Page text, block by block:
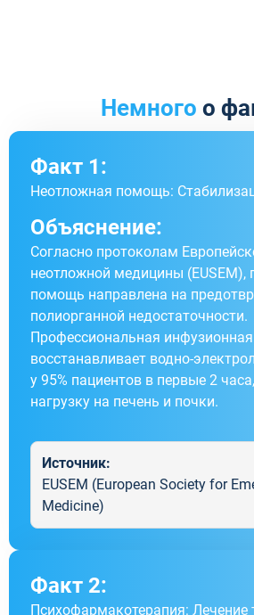
Немного о
Факт 1:
Неотложная помощь:
Объяснение:
Согласно протоколам
неотложной медицины (EUSEM),
помощь направлена на
полиорганной недостаточности.
Профессиональная
восстанавливает водно-
у 95% пациентов в первые 2
нагрузку на печень и почки.
Источник:
EUSEM (European Society for
Medicine)
Факт 2:
Психофармакотерапия: Лечение